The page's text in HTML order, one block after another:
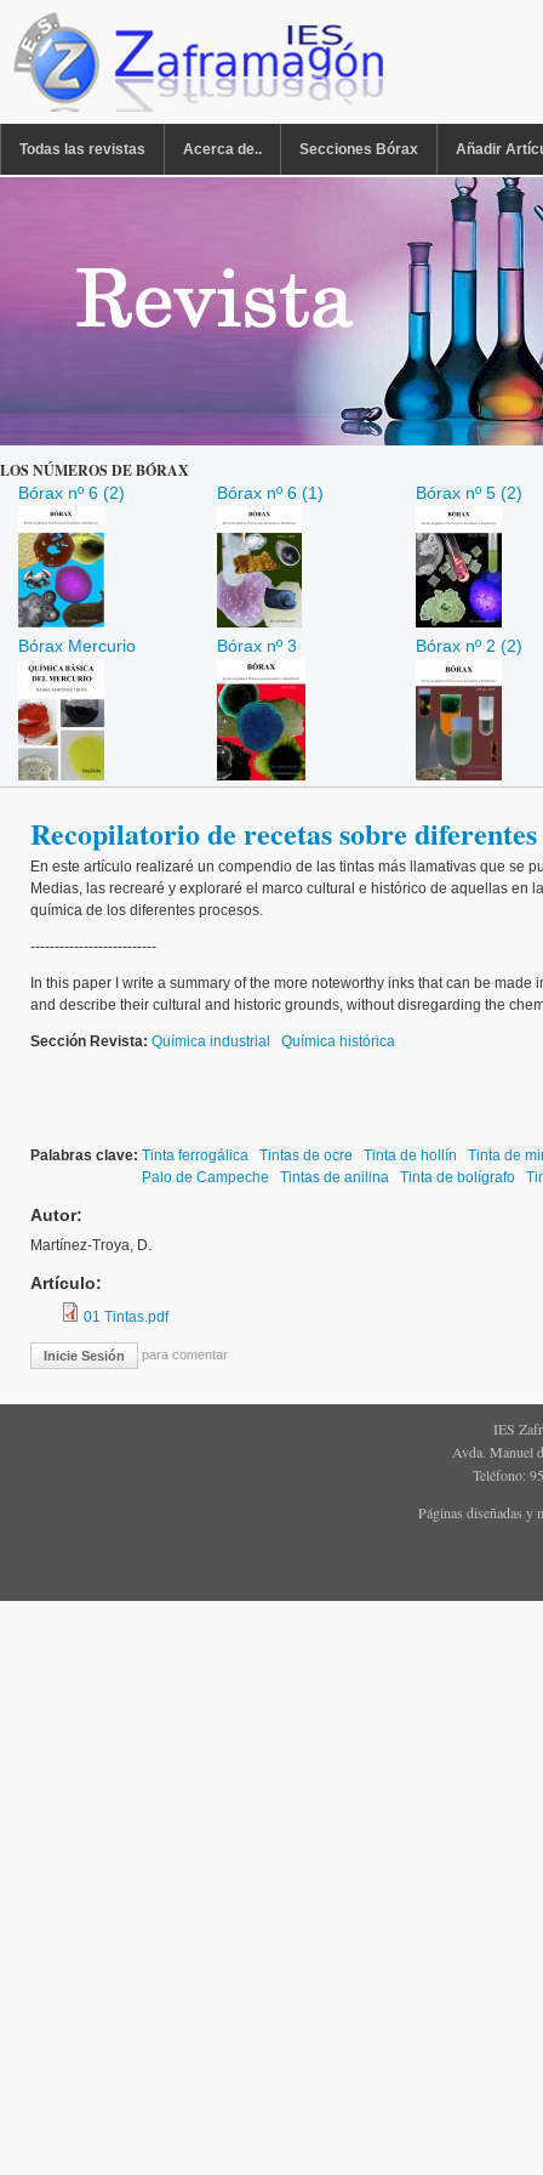
Pasar al contenido principal
Todas las revistas Acerca de.. Secciones Bórax Añadir
LOS NÚMEROS DE BÓRAX
Bórax nº 6 (2) Bórax nº 6 (1) Bórax nº 5 (2)
Bórax Mercurio Bórax nº 3 Bórax nº 2 (2)
Recopilatorio de recetas sobre
En este artículo realizaré un compendio de las tintas más llamativas que se
Medias, las recrearé y exploraré el marco cultural e histórico de aquellas en
química de los diferentes procesos.
--------------------------
In this paper I write a summary of the more noteworthy inks that can be
and describe their cultural and historic grounds, without disregarding the
Sección Revista: Química industrial Química histórica
Palabras clave: Tinta ferrogálica Tintas de ocre Tinta de hollín
Tinta de
Palo de Campeche
Tintas de anilina Tinta de bolígrafo
Autor:
Martínez-Troya, D.
Artículo:
01 Tintas.pdf
Inicie Sesión para comentar
IES
Avda. Manuel
Teléfono:
Páginas diseñadas y